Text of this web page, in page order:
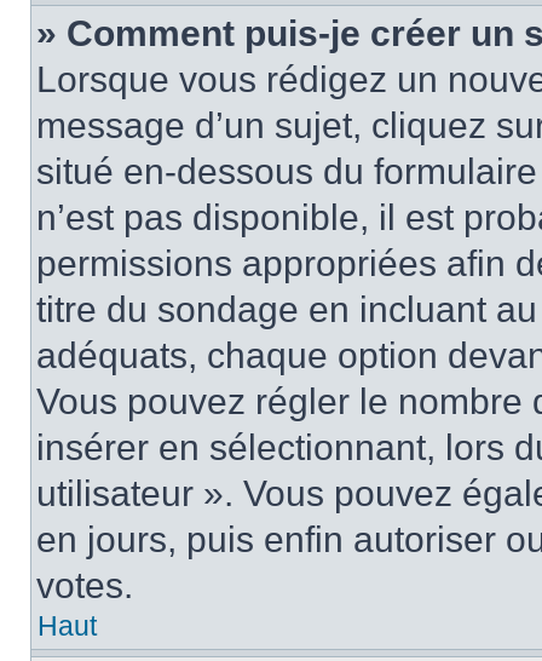
» Comment puis-je créer un
Lorsque vous rédigez un
message d’un sujet, cliquez
situé en-dessous du
n’est pas disponible, il est
permissions appropriées afin
titre du sondage en incluant
adéquats, chaque option
Vous pouvez régler le nombre
insérer en sélectionnant, lors
utilisateur ». Vous pouvez
en jours, puis enfin autoriser
votes.
Haut